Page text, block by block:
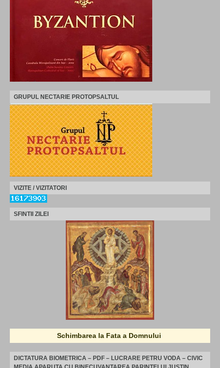
GRUPUL NECTARIE PROTOPSALTUL
VIZITE / VIZITATORI
SFINTII ZILEI
Schimbarea la Fata a Domnului
DICTATURA BIOMETRICA – PDF – LUCRARE PETRU VODA – CIVIC